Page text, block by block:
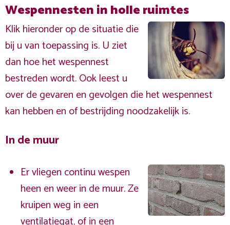
Wespennesten in holle ruimtes
Klik hieronder op de situatie die
bij u van toepassing is. U ziet
dan hoe het wespennest
bestreden wordt. Ook leest u
over de gevaren en gevolgen die het wespennest
kan hebben en of bestrijding noodzakelijk is.
In de muur
Er vliegen continu wespen
heen en weer in de muur. Ze
kruipen weg in een